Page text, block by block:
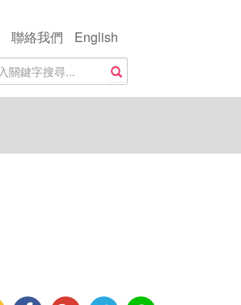
聯絡我們
English
搜尋